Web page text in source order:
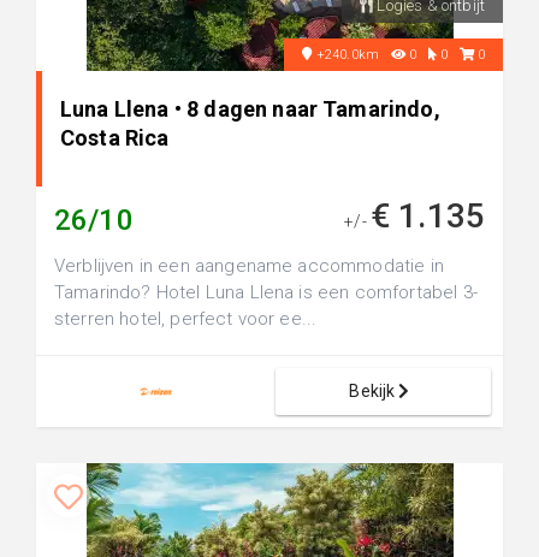
Logies & ontbijt
+240.0km 0 0 0
Luna Llena • 8 dagen naar Tamarindo,
Costa Rica
26/10 +/- € 1.135
Verblijven in een aangename accommodatie in
Tamarindo? Hotel Luna Llena is een comfortabel 3-
sterren hotel, perfect voor ee...
Bekijk